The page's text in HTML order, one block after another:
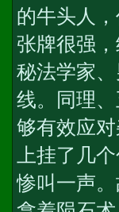
的牛头人
张牌很强
秘法学家
线。同理
够有效应
上挂了几
惨叫一声